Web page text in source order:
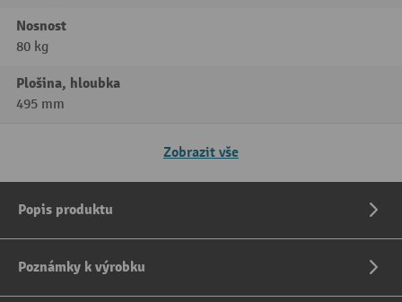
Nosnost
80 kg
Plošina, hloubka
495 mm
Zobrazit vše
Popis produktu
Poznámky k výrobku